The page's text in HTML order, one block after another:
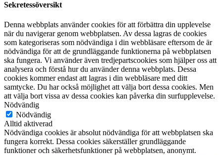
Sekretessöversikt
Denna webbplats använder cookies för att förbättra din upplevelse
när du navigerar genom webbplatsen. Av dessa lagras de cookies
som kategoriseras som nödvändiga i din webbläsare eftersom de är
nödvändiga för att de grundläggande funktionerna på webbplatsen
ska fungera. Vi använder även tredjepartscookies som hjälper oss att
analysera och förstå hur du använder denna webbplats. Dessa
cookies kommer endast att lagras i din webbläsare med ditt
samtycke. Du har också möjlighet att välja bort dessa cookies. Men
att välja bort vissa av dessa cookies kan påverka din surfupplevelse.
Nödvändig
Nödvändig
Alltid aktiverad
Nödvändiga cookies är absolut nödvändiga för att webbplatsen ska
fungera korrekt. Dessa cookies säkerställer grundläggande
funktioner och säkerhetsfunktioner på webbplatsen, anonymt.